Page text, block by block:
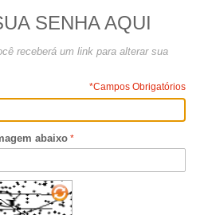
SENHA AQUI
receberá um link para alterar sua
*Campos Obrigatórios
abaixo